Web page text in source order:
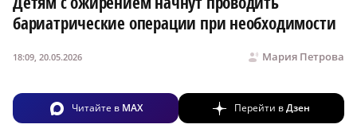
бариатрические операции при необходимости
Мария Петрова
18:09, 20.05.2026
Читайте в MAX Перейти вДзен